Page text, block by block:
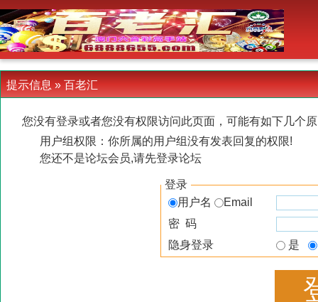
提示信息 » 百老汇
您没有登录或者您没有权限访问此页面，可能有如下几个
用户组权限：你所属的用户组没有发表回复的权限!
您还不是论坛会员,请先登录论坛
登录
用户名
Email
密 码
隐身登录
是